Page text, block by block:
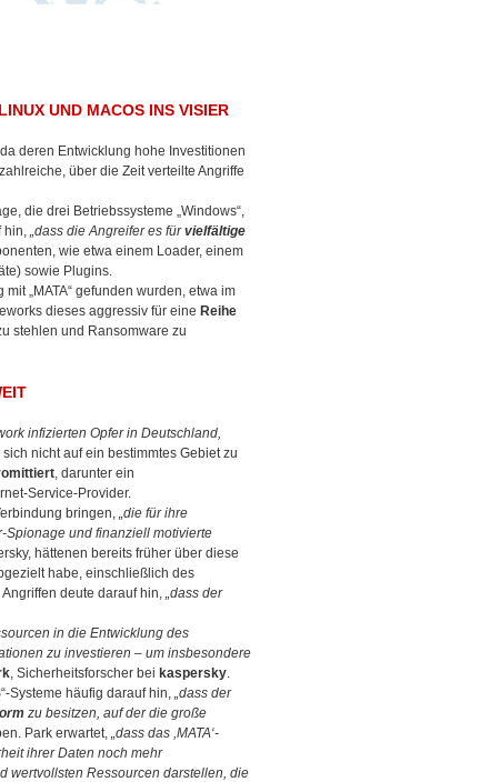
UND MACOS INS VISIER
deren Entwicklung hohe Investitionen
über die Zeit verteilte Angriffe
die drei Betriebssysteme „Windows“,
hin, „dass die Angreifer es fürvielfältige
wie etwa einem Loader, einem
sowie Plugins.
„MATA“ gefunden wurden, etwa im
dieses aggressiv für eine Reihe
stehlen und Ransomware zu
infizierten Opfer in Deutschland,
nicht auf ein bestimmtes Gebiet zu
, darunter ein
Service-Provider.
bringen, „die für ihre
Spionage und finanziell motivierte
hättenen bereits früher über diese
habe, einschließlich des
Angriffen deute darauf hin, „dass der
in die Entwicklung des
zu investieren – um insbesondere
, Sicherheitsforscher bei kaspersky.
Systeme häufig darauf hin, „dass der
zu besitzen, auf der die große
Park erwartet, „dass das ,MATA‘-
ihrer Daten noch mehr
wertvollsten Ressourcen darstellen, die